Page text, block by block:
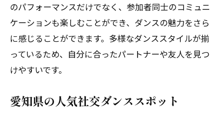
のパフォーマンスだけでなく、参加者同士のコミュニ
ケーションも楽しむことができ、ダンスの魅力をさら
に感じることができます。多様なダンススタイルが揃
っているため、自分に合ったパートナーや友人を見つ
けやすいです。
愛知県の人気社交ダンススポット